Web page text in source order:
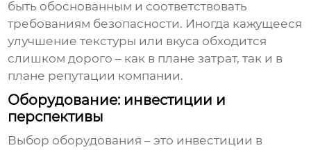
быть обоснованным и соответствовать
требованиям безопасности. Иногда кажущееся
улучшение текстуры или вкуса обходится
слишком дорого – как в плане затрат, так и в
плане репутации компании.
Оборудование: инвестиции и
перспективы
Выбор оборудования – это инвестиции в